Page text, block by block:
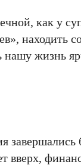
как у
находить
нашу жизнь
вверх,